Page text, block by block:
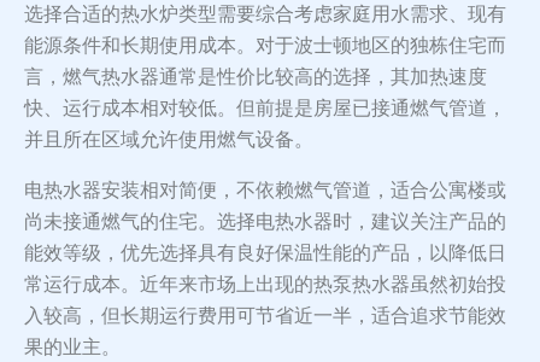
选择合适的热水炉类型需要综合考虑家庭用水需求、现有
能源条件和长期使用成本。对于波士顿地区的独栋住宅而
言，燃气热水器通常是性价比较高的选择，其加热速度
快、运行成本相对较低。但前提是房屋已接通燃气管道，
并且所在区域允许使用燃气设备。
电热水器安装相对简便，不依赖燃气管道，适合公寓楼或
尚未接通燃气的住宅。选择电热水器时，建议关注产品的
能效等级，优先选择具有良好保温性能的产品，以降低日
常运行成本。近年来市场上出现的热泵热水器虽然初始投
入较高，但长期运行费用可节省近一半，适合追求节能效
果的业主。